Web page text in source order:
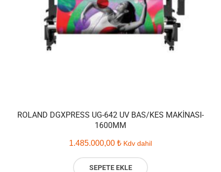
ROLAND DGXPRESS UG-642 UV BAS/KES MAKINASI-
1600MM
1.485.000,00 ₺ Kdv dahil
SEPETE EKLE